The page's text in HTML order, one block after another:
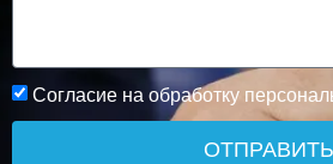
Согласие на обработку
ОТПРАВИТЬ